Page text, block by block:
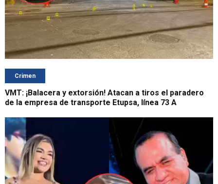
Crimen
VMT: ¡Balacera y extorsión! Atacan a tiros el paradero
de la empresa de transporte Etupsa, línea 73 A